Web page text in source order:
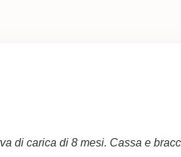
di carica di 8 mesi. Cassa e